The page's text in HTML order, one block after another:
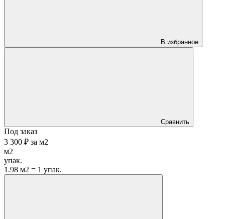
В избранное
Сравнить
Под заказ
3 300 ₽ за м2
м2
упак.
1.98 м2 = 1 упак.